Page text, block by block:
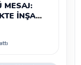
MESAJ:
İNŞA